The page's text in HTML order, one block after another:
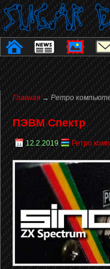
Главная→ Ретро
ПЭВМ Спектр
12.2.2019 Ретро